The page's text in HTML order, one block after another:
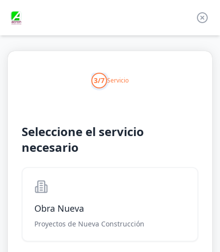
3/7 Servicio
Seleccione el servicio
necesario
Obra Nueva
Proyectos de Nueva Construcción